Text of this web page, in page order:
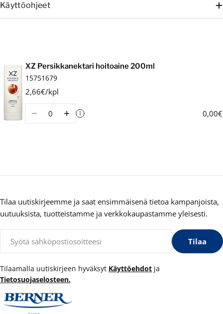
Käyttöohjeet
OstoskoriXZ Persikkanektari hoitoaine 200ml
15751679
2,66€/kpl
0,00€
Tilaa uutiskirjeemme ja saat ensimmäisenä tietoa kampanjoista,
uutuuksista, tuotteistamme ja verkkokaupastamme yleisesti.
Tilaa
Tilaamalla uutiskirjeen hyväksyt Käyttöehdot ja
Tietosuojaselosteen.